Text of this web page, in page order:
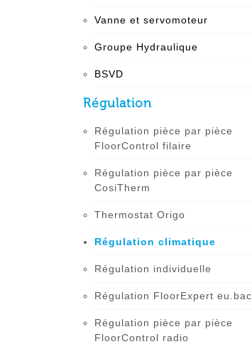
Vanne et servomoteur
Groupe Hydraulique
BSVD
Régulation
Régulation pièce par pièce
FloorControl filaire
Régulation pièce par pièce
CosiTherm
Thermostat Origo
Régulation climatique
Régulation individuelle
Régulation FloorExpert eu.bac
Régulation pièce par pièce
FloorControl radio